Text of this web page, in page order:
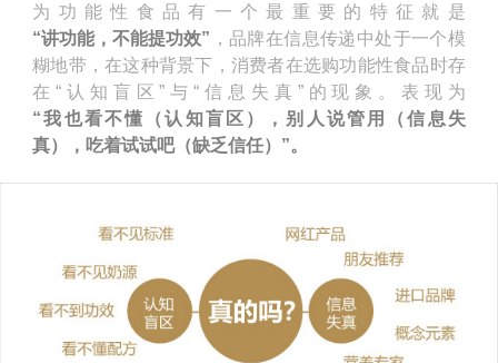
为功能性食品有一个最重要的特征就是
“讲功能，不能提功效” ，品牌在信息传递中处于一个模
糊地带，在这种背景下，消费者在选购功能性食品时存
在“认知盲区”与“信息失真”的现象。表现为
“我也看不懂（认知盲区），别人说管用（信息失
真），吃着试试吧（缺乏信任）”。